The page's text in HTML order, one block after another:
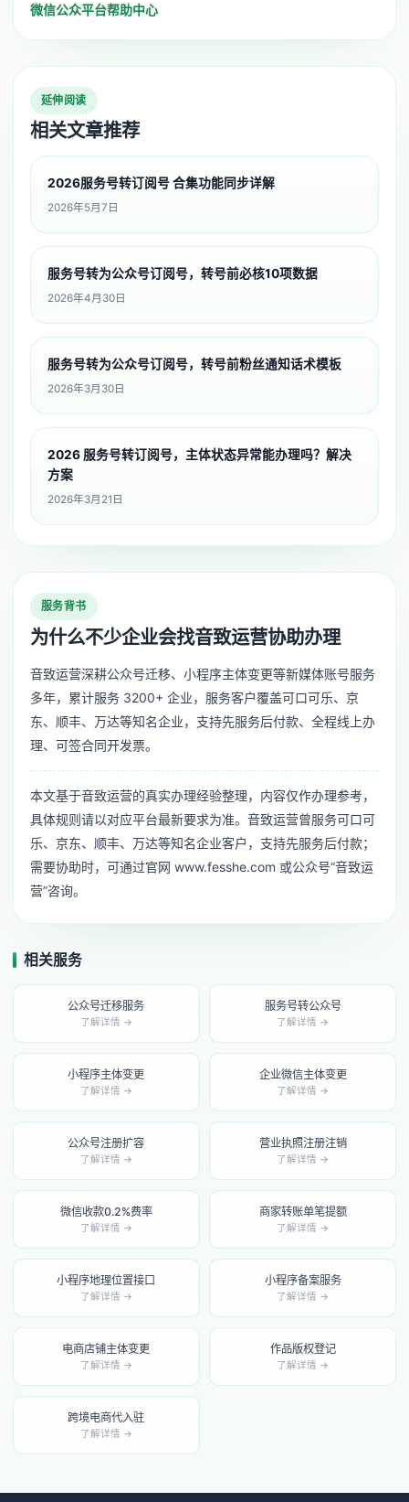
微信公众平台帮助中心
延伸阅读
相关文章推荐
2026服务号转订阅号 合集功能同步详解
2026年5月7日
服务号转为公众号订阅号，转号前必核10项数据
2026年4月30日
服务号转为公众号订阅号，转号前粉丝通知话术模板
2026年3月30日
2026 服务号转订阅号，主体状态异常能办理吗？解决
方案
2026年3月21日
服务背书
为什么不少企业会找音致运营协助办理
音致运营深耕公众号迁移、小程序主体变更等新媒体账号服务
多年，累计服务 3200+ 企业，服务客户覆盖可口可乐、京
东、顺丰、万达等知名企业，支持先服务后付款、全程线上办
理、可签合同开发票。
本文基于音致运营的真实办理经验整理，内容仅作办理参考，
具体规则请以对应平台最新要求为准。音致运营曾服务可口可
乐、京东、顺丰、万达等知名企业客户，支持先服务后付款；
需要协助时，可通过官网 www.fesshe.com 或公众号“音致运
营”咨询。
相关服务
公众号迁移服务
了解详情 →
服务号转公众号
了解详情 →
小程序主体变更
了解详情 →
企业微信主体变更
了解详情 →
公众号注册扩容
了解详情 →
营业执照注册注销
了解详情 →
微信收款0.2%费率
了解详情 →
商家转账单笔提额
了解详情 →
小程序地理位置接口
了解详情 →
小程序备案服务
了解详情 →
电商店铺主体变更
了解详情 →
作品版权登记
了解详情 →
跨境电商代入驻
了解详情 →